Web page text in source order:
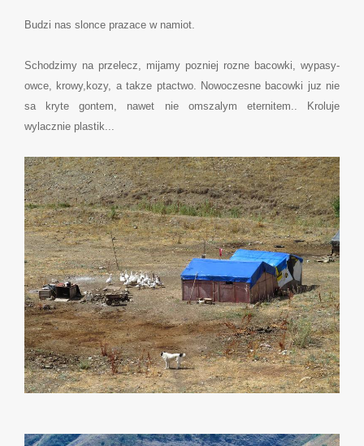
Budzi nas slonce prazace w namiot.
Schodzimy na przelecz, mijamy pozniej rozne bacowki, wypasy-
owce, krowy,kozy, a takze ptactwo. Nowoczesne bacowki juz nie
sa kryte gontem, nawet nie omszalym eternitem.. Kroluje
wylacznie plastik...